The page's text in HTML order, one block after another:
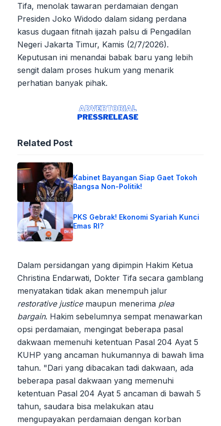
Tifa, menolak tawaran perdamaian dengan
Presiden Joko Widodo dalam sidang perdana
kasus dugaan fitnah ijazah palsu di Pengadilan
Negeri Jakarta Timur, Kamis (2/7/2026).
Keputusan ini menandai babak baru yang lebih
sengit dalam proses hukum yang menarik
perhatian banyak pihak.
Related Post
Kabinet Bayangan Siap Gaet Tokoh
Bangsa Non-Politik!
PKS Gebrak! Ekonomi Syariah Kunci
Emas RI?
Dalam persidangan yang dipimpin Hakim Ketua
Christina Endarwati, Dokter Tifa secara gamblang
menyatakan tidak akan menempuh jalur
restorative justicemaupun menerima plea
bargain. Hakim sebelumnya sempat menawarkan
opsi perdamaian, mengingat beberapa pasal
dakwaan memenuhi ketentuan Pasal 204 Ayat 5
KUHP yang ancaman hukumannya di bawah lima
tahun. "Dari yang dibacakan tadi dakwaan, ada
beberapa pasal dakwaan yang memenuhi
ketentuan Pasal 204 Ayat 5 ancaman di bawah 5
tahun, saudara bisa melakukan atau
mengupayakan perdamaian dengan korban